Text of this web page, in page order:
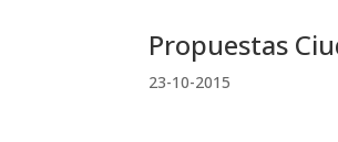
Propuestas
23-10-2015